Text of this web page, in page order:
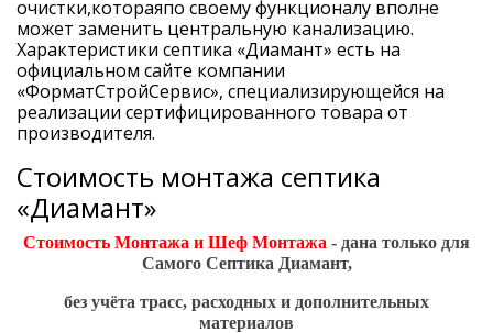
очистки,котораяпо своему функционалу вполне
может заменить центральную канализацию.
Характеристики септика «Диамант» есть на
официальном сайте компании
«ФорматСтройСервис», специализирующейся на
реализации сертифицированного товара от
производителя.
Стоимость монтажа септика
«Диамант»
Стоимость Монтажа и Шеф Монтажа - дана только для
Самого Септика Диамант,
без учёта трасс, расходных и дополнительных
материалов